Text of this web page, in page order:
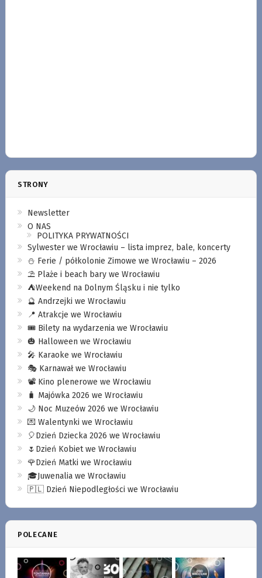
STRONY
Newsletter
O NAS
POLITYKA PRYWATNOŚCI
Sylwester we Wrocławiu – lista imprez, bale, koncerty
⛄️ Ferie / półkolonie Zimowe we Wrocławiu – 2026
⛱️ Plaże i beach bary we Wrocławiu
⛺️Weekend na Dolnym Śląsku i nie tylko
🔮 Andrzejki we Wrocławiu
📍 Atrakcje we Wrocławiu
🎟️ Bilety na wydarzenia we Wrocławiu
🎃 Halloween we Wrocławiu
🎤 Karaoke we Wrocławiu
🎭 Karnawał we Wrocławiu
📽️ Kino plenerowe we Wrocławiu
🧳 Majówka 2026 we Wrocławiu
🌙 Noc Muzeów 2026 we Wrocławiu
💌 Walentynki we Wrocławiu
🎈Dzień Dziecka 2026 we Wrocławiu
🌷Dzień Kobiet we Wrocławiu
🌹Dzień Matki we Wrocławiu
🎓Juwenalia we Wrocławiu
🇵🇱 Dzień Niepodległości we Wrocławiu
POLECANE